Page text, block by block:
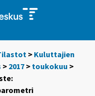
> Kuluttajien
> 2017 > toukokuu >